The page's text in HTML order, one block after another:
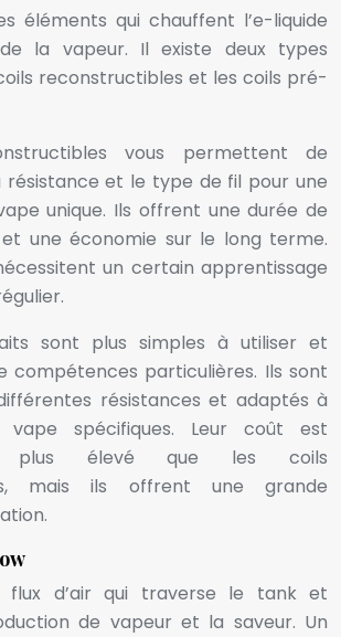
éléments qui chauffent l’e-liquide
la vapeur. Il existe deux types
reconstructibles et les coils pré-
vous permettent de
résistance et le type de fil pour une
unique. Ils offrent une durée de
une économie sur le long terme.
un certain apprentissage
sont plus simples à utiliser et
compétences particulières. Ils sont
résistances et adaptés à
spécifiques. Leur coût est
plus élevé que les coils
mais ils offrent une grande
flux d’air qui traverse le tank et
de vapeur et la saveur. Un